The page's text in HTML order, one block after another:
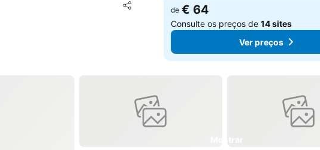
Partilhar
Adicionar aos favoritos
de € 64
Consulte os preços de14 sites
Ver preços